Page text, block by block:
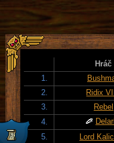
Hráč
1.
2.
Ridix
3.
Rebel
4.
5.
Lord